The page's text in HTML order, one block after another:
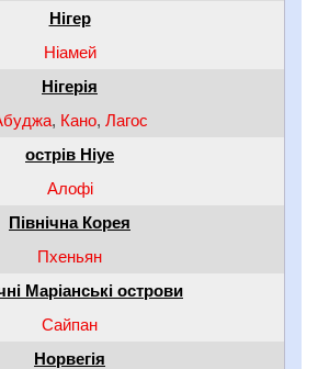
Нігер
Ніамей
Нігерія
, Кано, Лагос
острів Ніуе
Алофі
Північна Корея
Пхеньян
Маріанські острови
Сайпан
Норвегія